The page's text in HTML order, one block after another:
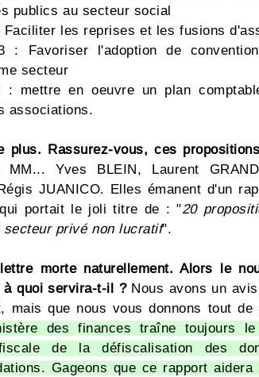
publics au secteur social
Faciliter les reprises et les fusions
: Favoriser l'adoption de
secteur
: mettre en oeuvre un plan
associations.
plus. Rassurez-vous, ces
Yves BLEIN, Laurent
JUANICO. Elles émanent d'un
qui portait le joli titre de : "20
privé non lucratif".
morte naturellement. Alors le
à quoi servira-t-il ?Nous avons un
mais que nous vous donnons tout de
des finances traîne toujours
de la défiscalisation des
Gageons que ce rapport